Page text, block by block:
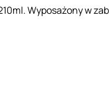
Wyposażony w